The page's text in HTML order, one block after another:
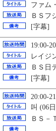
ファム
ＢＳフ
[字幕]
19:00-
レイジ
ＢＳ日
[字幕]
20:00-
叫 (06
ＢＳ－